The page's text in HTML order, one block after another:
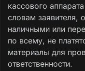
кассового
словам заявителя,
наличными или
по всему, не
материалы для
ответственности.